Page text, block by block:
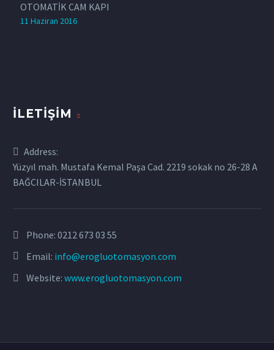
OTOMATİK CAM KAPI
11 Haziran 2016
İLETIŞIM
Address:
Yüzyıl mah. Mustafa Kemal Paşa Cad. 2219 sokak no 26-28 A
BAĞCILAR-İSTANBUL
Phone: 0212 673 03 55
Email: info@erogluotomasyon.com
Website: www.erogluotomasyon.com